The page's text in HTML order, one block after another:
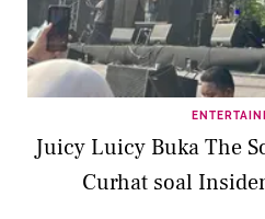
Juicy Luicy Buka The
Curhat soal